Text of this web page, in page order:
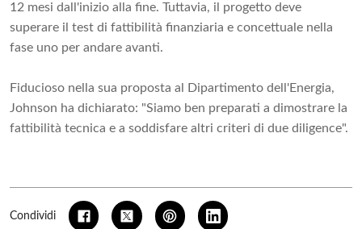
12 mesi dall'inizio alla fine. Tuttavia, il progetto deve
superare il test di fattibilità finanziaria e concettuale nella
fase uno per andare avanti.
Fiducioso nella sua proposta al Dipartimento dell'Energia,
Johnson ha dichiarato: "Siamo ben preparati a dimostrare la
fattibilità tecnica e a soddisfare altri criteri di due diligence".
Condividi